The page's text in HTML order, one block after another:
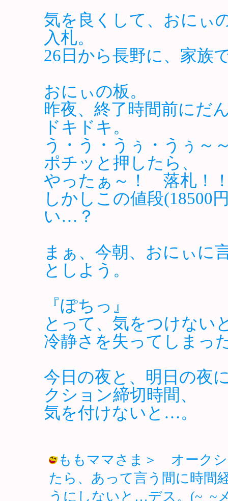
気を良くして、おにぃ
入札。
26日から長野に、家族
おにぃの板。
昨夜、終了時間前にだ
ドキドキ。
う・う・うぅ・うぅ
ポチッと押したら、
やったぁ～！ 落札！
しかしこの値段
い…？
まぁ、今朝、おにぃに
としよう。
『ぽちっ』
とって、気をつけない
冷静さを失ってしまっ
今日の夜と、明日の夜
クション締切時間、
気を付けないと…。
ももママさま＞ オーク
たら、あって言う間に時間
うにしないと…デス。(~_~